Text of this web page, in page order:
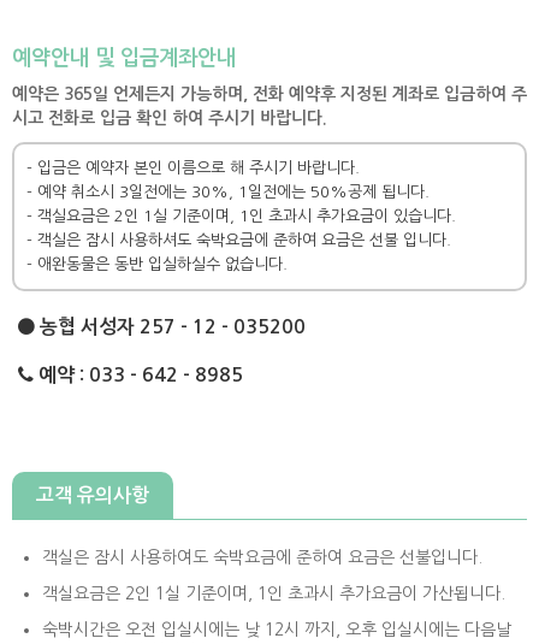
예약안내 및 입금계좌안내
예약은 365일 언제든지 가능하며, 전화 예약후 지정된 계좌로 입금하여 주
시고 전화로 입금 확인 하여 주시기 바랍니다.
- 입금은 예약자 본인 이름으로 해 주시기 바랍니다.
- 예약 취소시 3일전에는 30%, 1일전에는 50%공제 됩니다.
- 객실요금은 2인 1실 기준이며, 1인 초과시 추가요금이 있습니다.
- 객실은 잠시 사용하셔도 숙박요금에 준하여 요금은 선불 입니다.
- 애완동물은 동반 입실하실수 없습니다.
농협 서성자 257 - 12 - 035200
예약 : 033 - 642 - 8985
고객 유의사항
객실은 잠시 사용하여도 숙박요금에 준하여 요금은 선불입니다.
객실요금은 2인 1실 기준이며, 1인 초과시 추가요금이 가산됩니다.
숙박시간은 오전 입실시에는 낮 12시 까지, 오후 입실시에는 다음날